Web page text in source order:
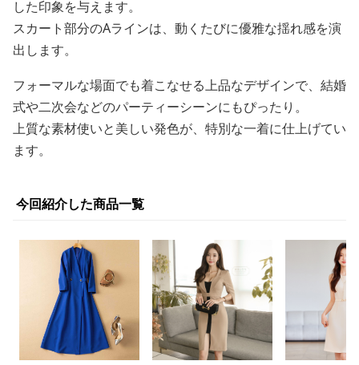
した印象を与えます。
スカート部分のAラインは、動くたびに優雅な揺れ感を演
出します。
フォーマルな場面でも着こなせる上品なデザインで、結婚
式や二次会などのパーティーシーンにもぴったり。
上質な素材使いと美しい発色が、特別な一着に仕上げてい
ます。
今回紹介した商品一覧